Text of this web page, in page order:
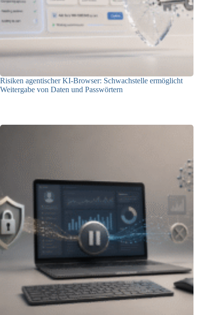
Risiken agentischer KI-Browser: Schwachstelle ermöglicht
Weitergabe von Daten und Passwörtern